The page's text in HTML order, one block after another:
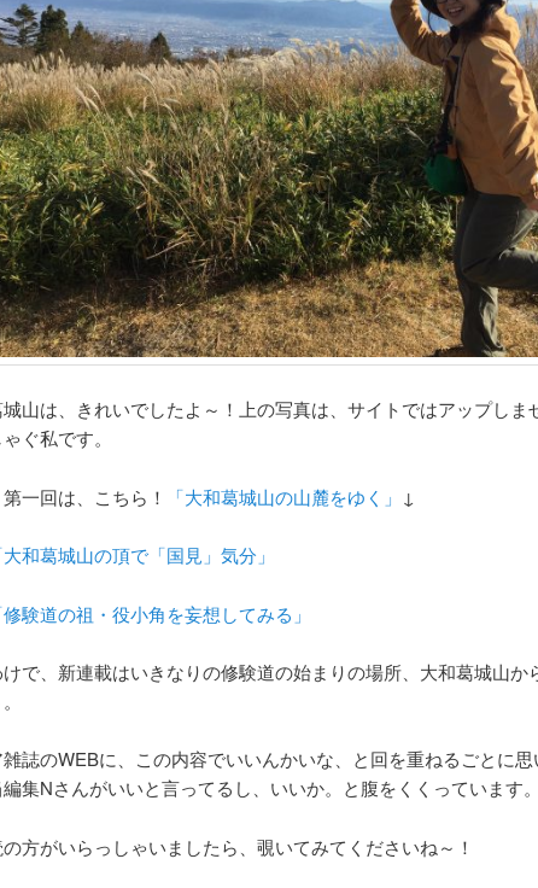
山は、きれいでしたよ～！上の写真は、サイトではアップしま
ぐ私です。
一回は、こちら！ 「大和葛城山の山麓をゆく」 ↓
大和葛城山の頂で「国見」気分」
修験道の祖・役小角を妄想してみる」
で、新連載はいきなりの修験道の始まりの場所、大和葛城山か
誌のWEBに、この内容でいいんかいな、と回を重ねるごとに
集Nさんがいいと言ってるし、いいか。と腹をくくっています。
方がいらっしゃいましたら、覗いてみてくださいね～！